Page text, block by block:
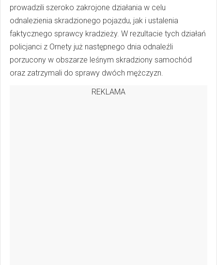
prowadzili szeroko zakrojone działania w celu
odnalezienia skradzionego pojazdu, jak i ustalenia
faktycznego sprawcy kradzieży. W rezultacie tych działań
policjanci z Ornety już następnego dnia odnaleźli
porzucony w obszarze leśnym skradziony samochód
oraz zatrzymali do sprawy dwóch mężczyzn.
REKLAMA